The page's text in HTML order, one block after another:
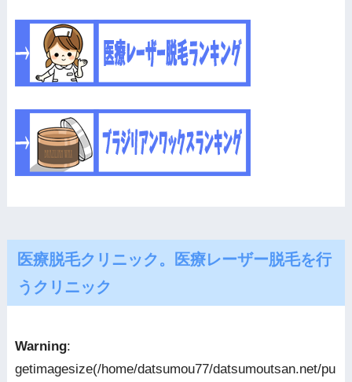
医療脱毛クリニック。医療レーザー脱毛を行
うクリニック
Warning:
getimagesize(/home/datsumou77/datsumoutsan.net/pu